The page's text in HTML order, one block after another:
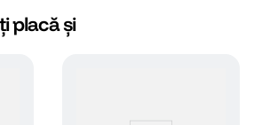
placă și